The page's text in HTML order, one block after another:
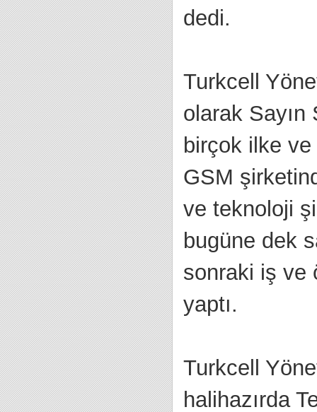
dedi.
Turkcell
olarak
birçok ilke ve
GSM
ve teknoloji
bugüne dek
sonraki iş ve
yaptı.
Turkcell
halihazırda